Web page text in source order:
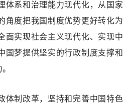
体系和治理能力现代化，从国家
角度把我国制度优势更好转化为
面实现社会主义现代化、实现中
国梦提供坚实的行政制度支撑和
制改革，坚持和完善中国特色